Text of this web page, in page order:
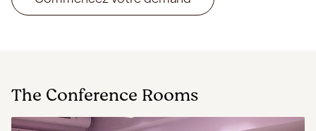
The Conference Rooms